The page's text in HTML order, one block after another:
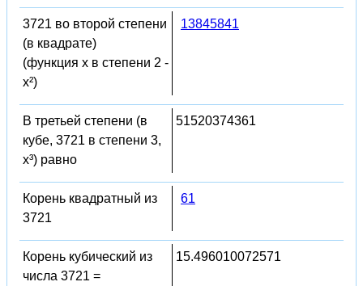
3721 во второй степени
(в квадрате)
(функция x в степени 2 -
x²)
13845841
В третьей степени (в
кубе, 3721 в степени 3,
x³) равно
51520374361
Корень квадратный из
3721
61
Корень кубический из
числа 3721 =
15.496010072571